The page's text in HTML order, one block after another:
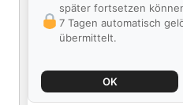
später fortsetzen
7 Tagen automatisch
übermittelt.
OK